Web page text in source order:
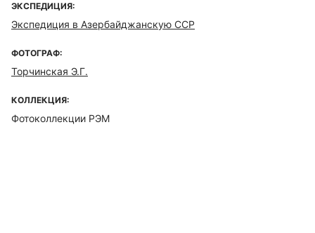
ЭКСПЕДИЦИЯ:
Экспедиция в Азербайджанскую ССР
ФОТОГРАФ:
Торчинская Э.Г.
КОЛЛЕКЦИЯ:
Фотоколлекции РЭМ